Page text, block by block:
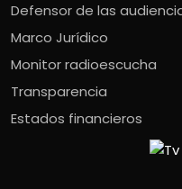
Defensor de las
Marco Jurídico
Monitor radioescucha
Transparencia
Estados financieros